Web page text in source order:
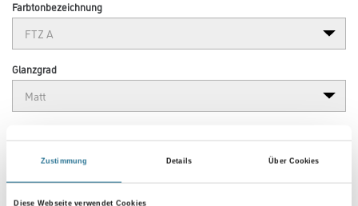
Zustimmung Details Über Cookies
Diese Webseite verwendet Cookies
Farbtonbezeichnung
Glanzgrad